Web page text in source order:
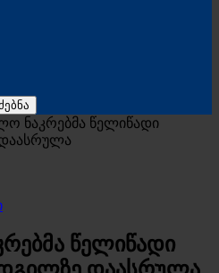
ნაკრებმა წელიწადი
წელიწადი